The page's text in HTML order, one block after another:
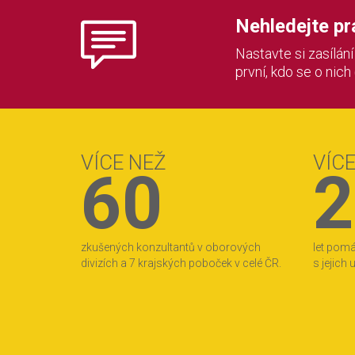
Nehledejte
Nastavte si
první, kdo se o nich
VÍCE NEŽ
60
zkušených konzultantů v oborových
divizích a 7 krajských poboček v celé ČR.
let
s jejich